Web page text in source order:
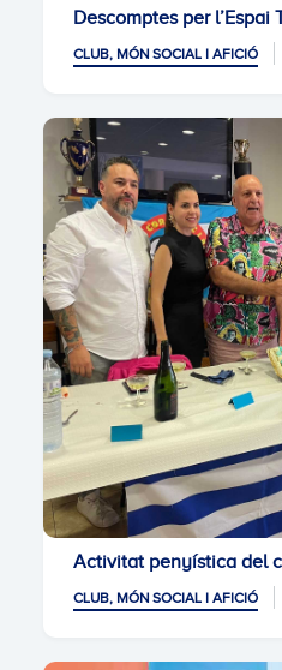
Descomptes per l’Espai
CLUB, MÓN SOCIAL I AFICIÓ
Activitat penyística del
CLUB, MÓN SOCIAL I AFICIÓ